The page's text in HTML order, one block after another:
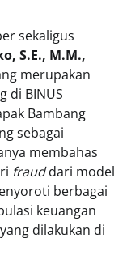
sekaligus
S.E., M.M.,
merupakan
di BINUS
Bambang
sebagai
membahas
frauddari model
berbagai
keuangan
dilakukan di